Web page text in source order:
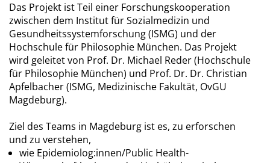
Das Projekt ist Teil einer Forschungskooperation
zwischen dem Institut für Sozialmedizin und
Gesundheitssystemforschung (ISMG) und der
Hochschule für Philosophie München. Das Projekt
wird geleitet von Prof. Dr. Michael Reder (Hochschule
für Philosophie München) und Prof. Dr. Dr. Christian
Apfelbacher (ISMG, Medizinische Fakultät, OvGU
Magdeburg).
Ziel des Teams in Magdeburg ist es, zu erforschen
und zu verstehen,
wie Epidemiolog:innen/Public Health-